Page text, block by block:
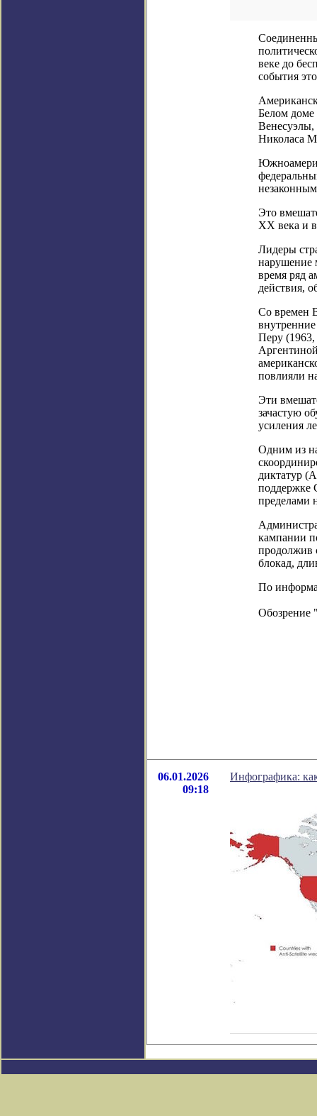
веке до
события
Белом
Венесуэлы,
Николаса
Это
XX века и
Лидеры
нарушение
время ряд
действия,
Со времен
Перу (1963,
повлияли
Эти
зачастую
усиления
Одним из
диктатур
поддержке
пределами
кампании
продолжив
блокад,
По
Обозрение
06.01.2026
09:18
Инфографика: